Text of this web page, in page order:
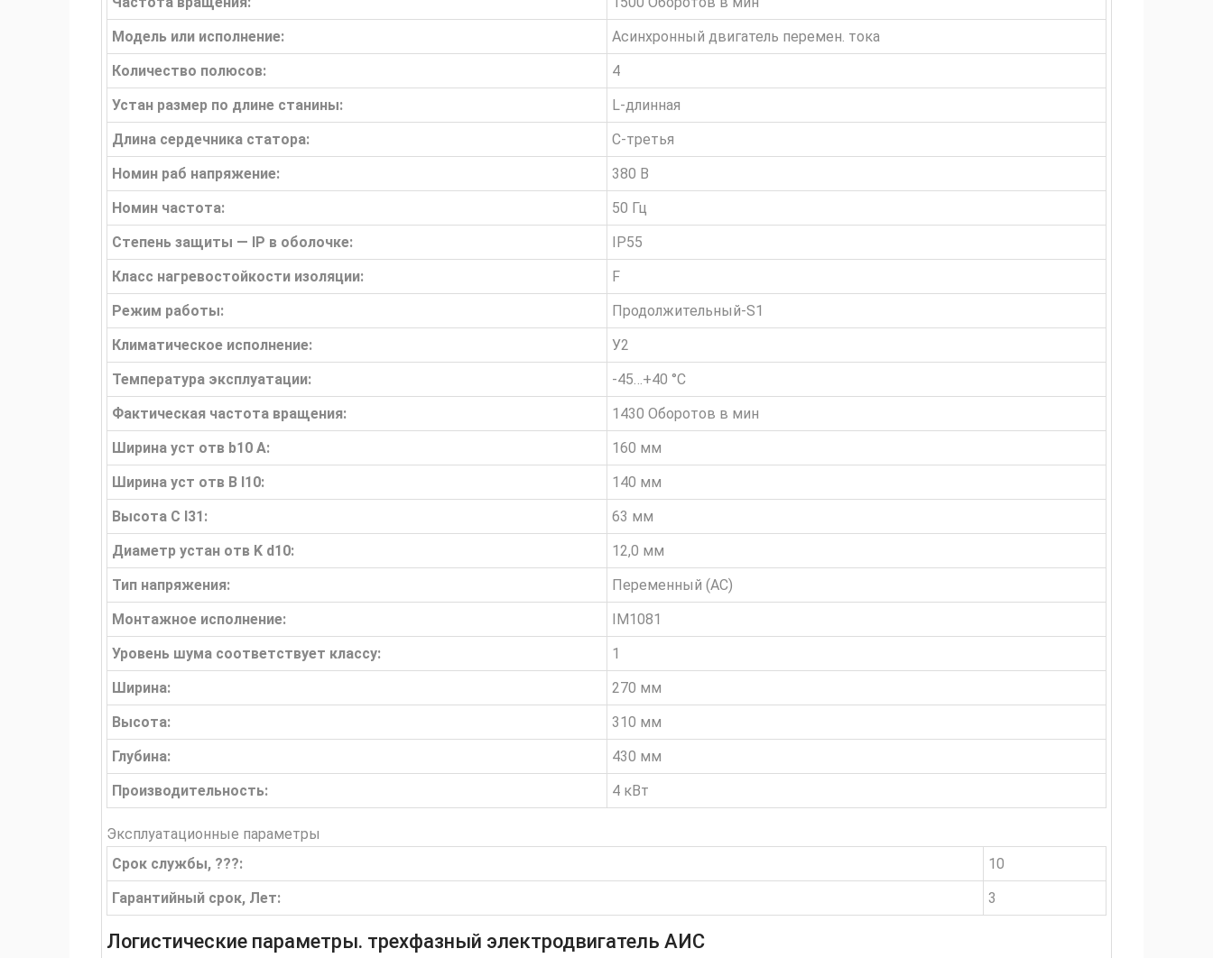
Модель или исполнение:
Асинхронный двигатель перемен. тока
Количество полюсов:
4
Устан размер по длине станины:
L-длинная
Длина сердечника статора:
C-третья
Номин раб напряжение:
380 В
Номин частота:
50 Гц
Степень защиты — IP в оболочке:
IP55
Класс нагревостойкости изоляции:
F
Режим работы:
Продолжительный-S1
Климатическое исполнение:
У2
Температура эксплуатации:
-45…+40 °C
Фактическая частота вращения:
1430 Оборотов в мин
Ширина уст отв b10 А:
160 мм
Ширина уст отв B l10:
140 мм
Высота C l31:
63 мм
Диаметр устан отв K d10:
12,0 мм
Тип напряжения:
Переменный (AC)
Монтажное исполнение:
IM1081
Уровень шума соответствует классу:
1
Ширина:
270 мм
Высота:
310 мм
Глубина:
430 мм
Производительность:
4 кВт
Эксплуатационные параметры
Срок службы, ???:
10
Гарантийный срок, Лет:
3
Логистические параметры. трехфазный электродвигатель АИС